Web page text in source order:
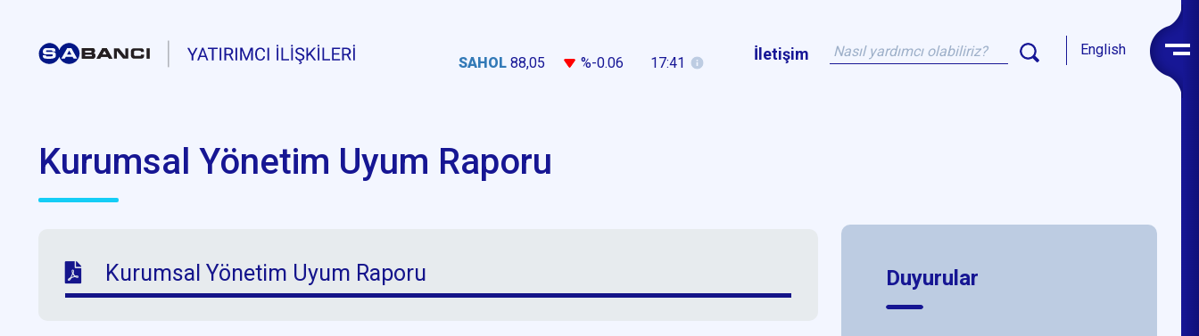
SAHOL 88,05 %-0.06 17:41 İletişim English
Kurumsal Yönetim Uyum Raporu
Kurumsal Yönetim Uyum Raporu Duyurular